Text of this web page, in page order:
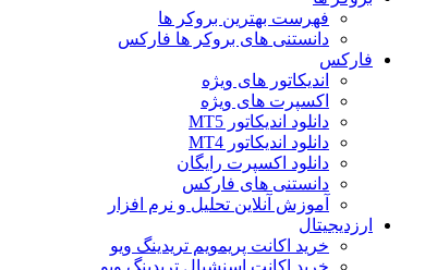
فهرست بهترین بروکر ها
دانستنی های بروکر ها فارکس
فارکس
اندیکاتور های ویژه
اکسپرت های ویژه
دانلود اندیکاتور MT5
دانلود اندیکاتور MT4
دانلود اکسپرت رایگان
دانستنی های فارکس
آموزش آنلاین تحلیل و نرم افزار
ارزدیجیتال
خرید اکانت پریمویم تریدینگ ویو
خرید اکانت اسنشیال تریدینگ ویو